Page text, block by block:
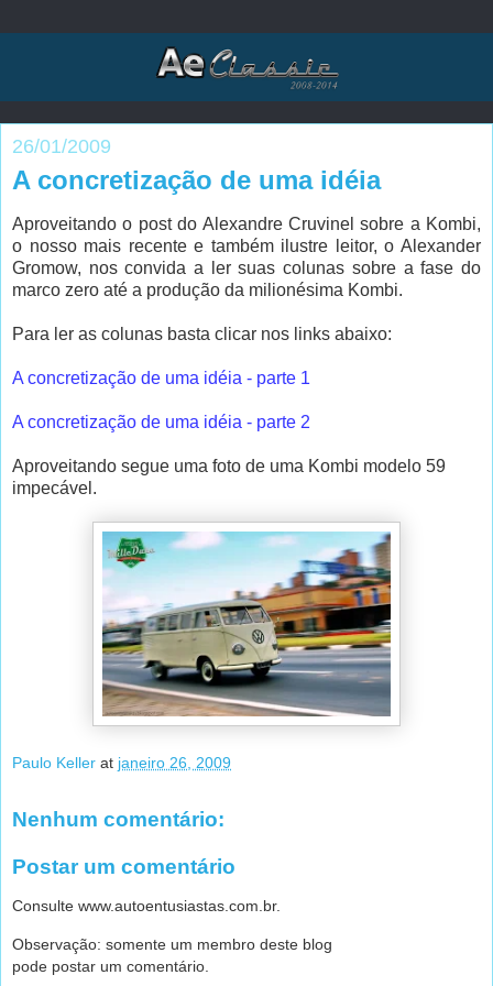
26/01/2009
A concretização de uma idéia
Aproveitando o post do Alexandre Cruvinel sobre a Kombi,
o nosso mais recente e também ilustre leitor, o Alexander
Gromow, nos convida a ler suas colunas sobre a fase do
marco zero até a produção da milionésima Kombi.
Para ler as colunas basta clicar nos links abaixo:
A concretização de uma idéia - parte 1
A concretização de uma idéia - parte 2
Aproveitando segue uma foto de uma Kombi modelo 59
impecável.
Paulo Keller at janeiro 26, 2009
Nenhum comentário:
Postar um comentário
Consulte www.autoentusiastas.com.br.
Observação: somente um membro deste blog
pode postar um comentário.